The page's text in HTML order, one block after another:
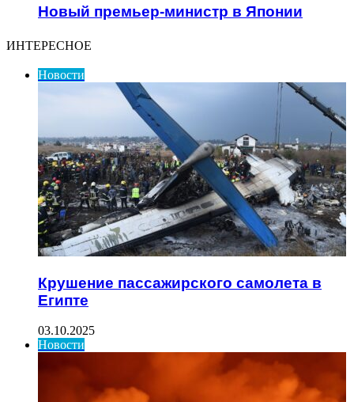
Новый премьер-министр в Японии
ИНТЕРЕСНОЕ
Новости
Крушение пассажирского самолета в
Египте
03.10.2025
Новости